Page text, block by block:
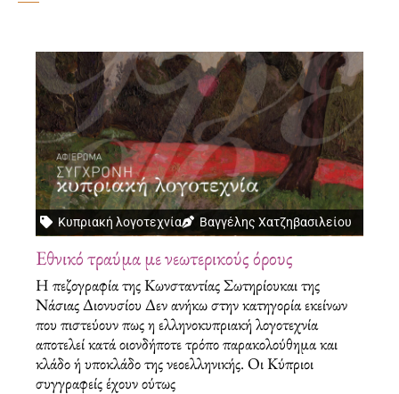
Κυπριακή λογοτεχνία Βαγγέλης Χατζηβασιλείου
Εθνικό τραύμα με νεωτερικούς όρους
Η πεζογραφία της Κωνσταντίας Σωτηρίουκαι της
Νάσιας Διονυσίου Δεν ανήκω στην κατηγορία εκείνων
που πιστεύουν πως η ελληνοκυπριακή λογοτεχνία
αποτελεί κατά οιονδήποτε τρόπο παρακολούθημα και
κλάδο ή υποκλάδο της νεοελληνικής. Οι Κύπριοι
συγγραφείς έχουν ούτως